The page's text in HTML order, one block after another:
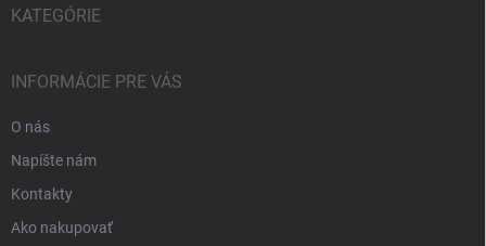
KATEGÓRIE
INFORMÁCIE PRE VÁS
O nás
Napíšte nám
Kontakty
Ako nakupovať